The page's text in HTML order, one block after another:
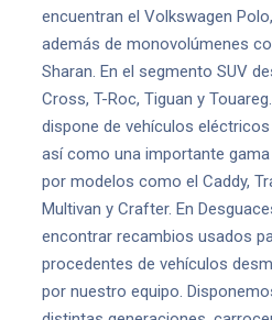
encuentran el Volkswagen
además de monovolúmenes
Sharan. En el segmento SUV
Cross, T-Roc, Tiguan y
dispone de vehículos eléctricos
así como una importante
por modelos como el Caddy,
Multivan y Crafter. En
encontrar recambios usados
procedentes de vehículos
por nuestro equipo.